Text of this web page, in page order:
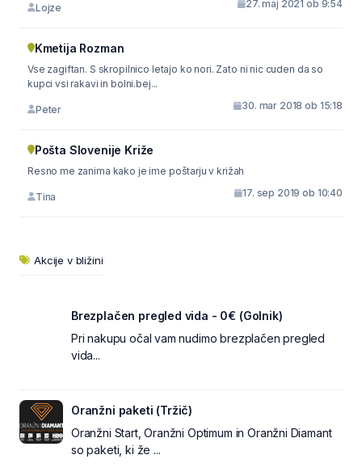
Lojze 27. maj 2021 ob 9:54
Kmetija Rozman
Vse zagiftan. S skropilnico letajo ko nori. Zato ni nic cuden da so
kupci vsi rakavi in bolni.bej...
Peter 30. mar 2018 ob 15:18
Pošta Slovenije Križe
Resno me zanima kako je ime poštarju v križah
Tina 17. sep 2019 ob 10:40
Akcije v bližini
Brezplačen pregled vida - 0€ (Golnik)
Pri nakupu očal vam nudimo brezplačen pregled
vida...
Oranžni paketi (Tržič)
Oranžni Start, Oranžni Optimum in Oranžni Diamant
so paketi, ki že ...